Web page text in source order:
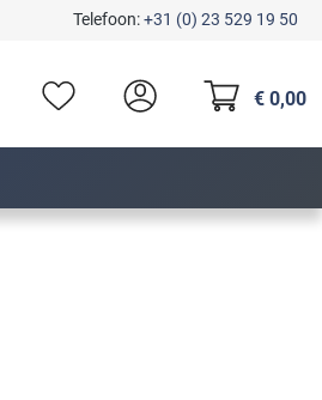
Telefoon:+31 (0) 23 529 19 50
€ 0,00